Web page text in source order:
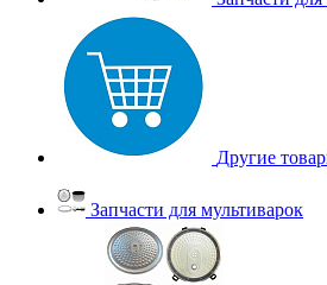
Другие
Запчасти для мультиварок